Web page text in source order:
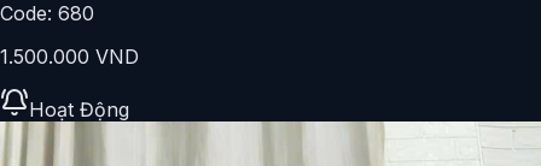
Code: 680
1.500.000 VND
Hoạt Động